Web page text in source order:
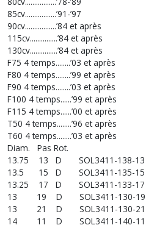
85cv.................’91-’97
90cv.................’84 et après
115cv...............’84 et après
130cv...............’84 et après
F75 4 temps........’03 et après
F80 4 temps........’99 et après
F90 4 temps........’03 et après
F100 4 temps......’99 et après
F115 4 temps......’00 et après
T50 4 temps........’96 et après
T60 4 temps........’03 et après
Diam. Pas Rot.
13.75 13 D SOL3411-138-13
13.5 15 D SOL3411-135-15
13.25 17 D SOL3411-133-17
13 19 D SOL3411-130-19
13 21 D SOL3411-130-21
14 11 D SOL3411-140-11